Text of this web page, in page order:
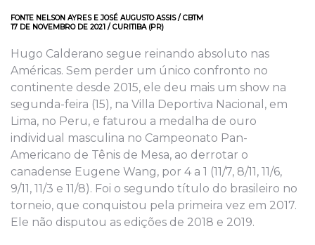
FONTE NELSON AYRES E JOSÉ AUGUSTO ASSIS / CBTM
17 DE NOVEMBRO DE 2021 / CURITIBA (PR)
Hugo Calderano segue reinando absoluto nas
Américas. Sem perder um único confronto no
continente desde 2015, ele deu mais um show na
segunda-feira (15), na Villa Deportiva Nacional, em
Lima, no Peru, e faturou a medalha de ouro
individual masculina no Campeonato Pan-
Americano de Tênis de Mesa, ao derrotar o
canadense Eugene Wang, por 4 a 1 (11/7, 8/11, 11/6,
9/11, 11/3 e 11/8). Foi o segundo título do brasileiro no
torneio, que conquistou pela primeira vez em 2017.
Ele não disputou as edições de 2018 e 2019.